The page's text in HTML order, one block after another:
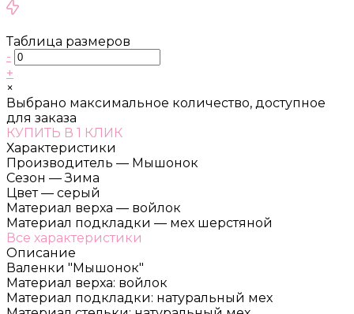
Таблица размеров
-
+
×
Выбрано максимальное количество, доступное
для заказа
КУПИТЬ В 1 КЛИК
Характеристики
Производитель — Мышонок
Сезон — Зима
Цвет — серый
Материал верха — войлок
Материал подкладки — мех шерстяной
Все характеристики
Описание
Валенки "Мышонок"
Материал верха: войлок
Материал подкладки: натуральный мех